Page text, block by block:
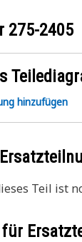
275-2405
hinzufügen
Teil ist
für